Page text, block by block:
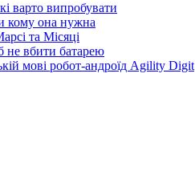
варто випробувати
кому она нужна
та Місяці
не вбити батарею
мові робот-андроїд Agility Digit